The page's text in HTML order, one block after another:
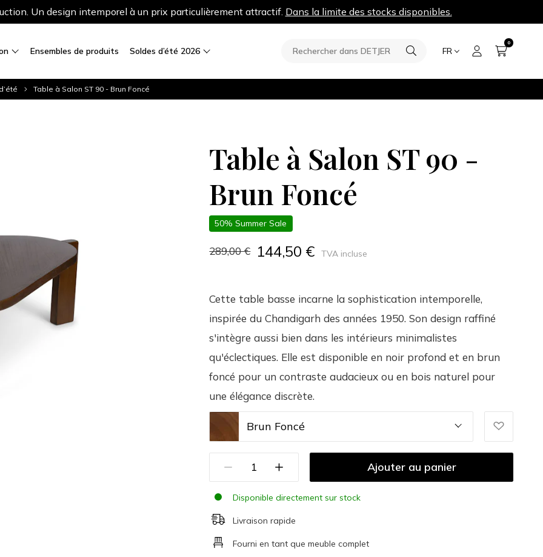
Un design intemporel à un prix particulièrement attractif. Dans la limite des stocks disponibles.
Ensembles de produits Soldes d’été 2026 FR
0
Table à Salon ST 90 - Brun Foncé
Table à Salon ST 90 -
Brun Foncé
50% Summer Sale
289,00 € 144,50 € TVA incluse
Cette table basse incarne la sophistication intemporelle,
inspirée du Chandigarh des années 1950. Son design raffiné
s'intègre aussi bien dans les intérieurs minimalistes
qu'éclectiques. Elle est disponible en noir profond et en brun
foncé pour un contraste audacieux ou en bois naturel pour
une élégance discrète.
Brun Foncé
Ajouter au panier
Disponible directement sur stock
Livraison rapide
Fourni en tant que meuble complet